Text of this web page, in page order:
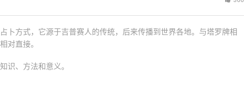
卜方式，它源于吉普赛人的传统，后来传播到世界各地。与塔罗牌相
对直接。
识、方法和意义。